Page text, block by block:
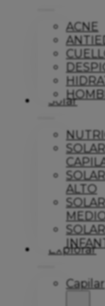
ACNE
Solar
SOLAR
SOLAR
ALTO
SOLAR
SOLAR
Explorar
Capilar